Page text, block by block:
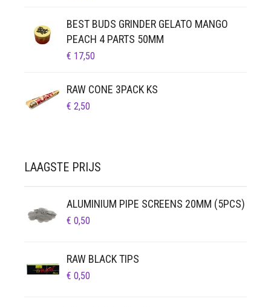
BEST BUDS GRINDER GELATO MANGO
PEACH 4 PARTS 50MM
€ 17,50
RAW CONE 3PACK KS
€ 2,50
LAAGSTE PRIJS
ALUMINIUM PIPE SCREENS 20MM (5PCS)
€ 0,50
RAW BLACK TIPS
€ 0,50